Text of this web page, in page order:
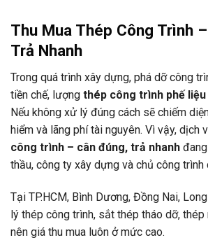
Thu Mua Thép Công Trình
Trả Nhanh
Trong quá trình xây dựng, phá dỡ công
tiền chế, lượng thép công trình phế liệu
Nếu không xử lý đúng cách sẽ chiếm
hiểm và lãng phí tài nguyên. Vì vậy, dịch
công trình – cân đúng, trả nhanh
thầu, công ty xây dựng và chủ công trình
Tại TP.HCM, Bình Dương, Đồng Nai,
lý thép công trình, sắt thép tháo dỡ,
nên giá thu mua luôn ở mức cao.